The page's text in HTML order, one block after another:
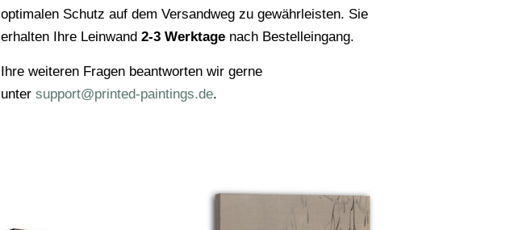
optimalen Schutz auf dem Versandweg zu gewährleisten. Sie
erhalten Ihre Leinwand 2-3 Werktage nach Bestelleingang.
Ihre weiteren Fragen beantworten wir gerne
unter support@printed-paintings.de.